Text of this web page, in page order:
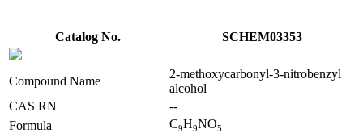
Catalog No. SCHEM03353
Compound Name
2-methoxycarbonyl-3-nitrobenzyl
alcohol
CAS RN
--
Formula
C9H9NO5